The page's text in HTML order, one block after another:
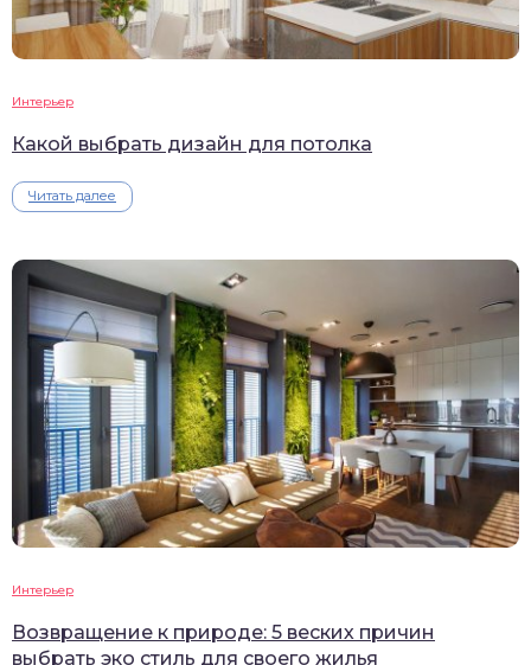
Интерьер
Какой выбрать дизайн для потолка
Читать далее
Интерьер
Возвращение к природе: 5 веских причин
выбрать эко стиль для своего жилья